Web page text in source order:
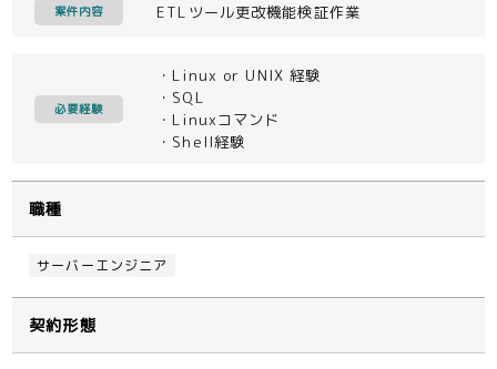
案件内容 ETLツール更改機能検証作業
必要経験
・Linux or UNIX 経験
・SQL
・Linuxコマンド
・Shell経験
職種
サーバーエンジニア
契約形態